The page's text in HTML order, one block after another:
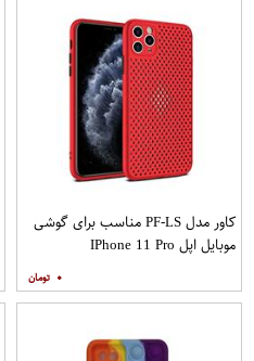
کاور مدل PF-LS مناسب برای گوشی
موبایل اپل IPhone 11 Pro
۰